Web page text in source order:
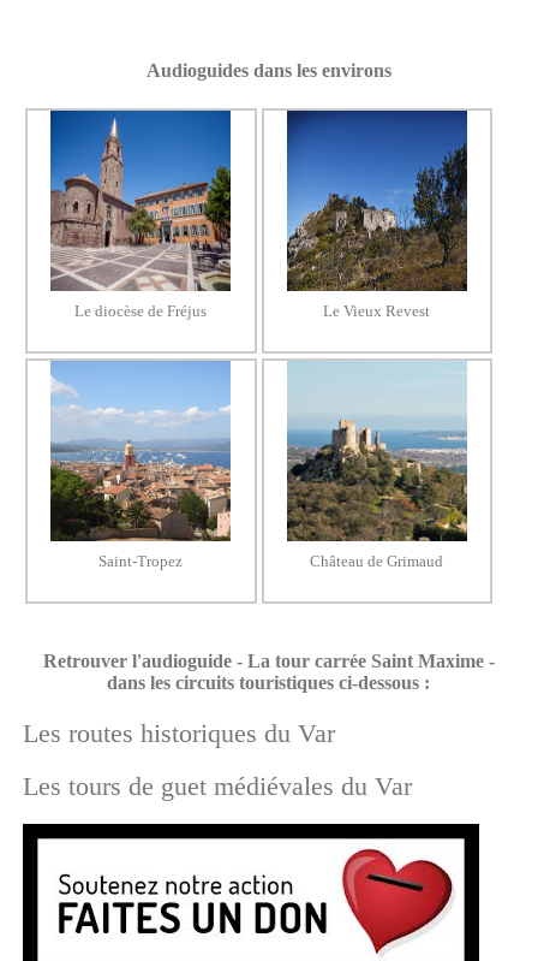
Audioguides dans les environs
Le diocèse de Fréjus Le Vieux Revest
Saint-Tropez Château de Grimaud
Retrouver l'audioguide - La tour carrée Saint Maxime -
dans les circuits touristiques ci-dessous :
Les routes historiques du Var
Les tours de guet médiévales du Var